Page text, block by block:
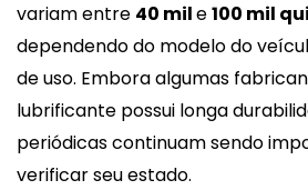
variam entre 40 mile100 mil
dependendo do modelo do
de uso. Embora algumas
lubrificante possui longa
periódicas continuam sendo
verificar seu estado.